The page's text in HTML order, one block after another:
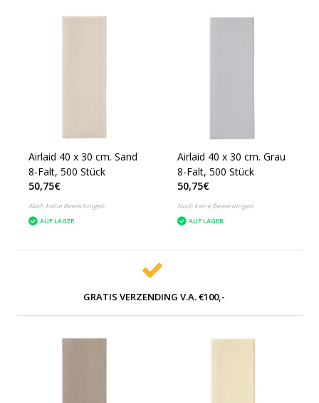
Airlaid 40 x 30 cm. Sand
8-Falt, 500 Stück
50,75€
Noch keine Bewertungen
AUF LAGER
Airlaid 40 x 30 cm. Grau
8-Falt, 500 Stück
50,75€
Noch keine Bewertungen
AUF LAGER
GRATIS VERZENDING V.A. €100,-